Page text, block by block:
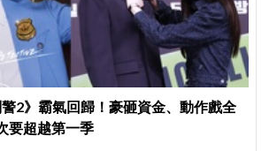
2》霸氣回歸！豪砸資金、動作戲全
要超越第一季